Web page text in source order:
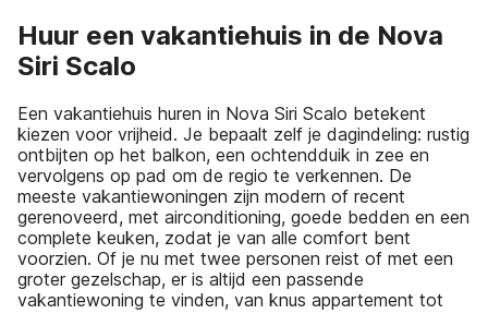
Huur een vakantiehuis in de Nova
Siri Scalo
Een vakantiehuis huren in Nova Siri Scalo betekent
kiezen voor vrijheid. Je bepaalt zelf je dagindeling: rustig
ontbijten op het balkon, een ochtendduik in zee en
vervolgens op pad om de regio te verkennen. De
meeste vakantiewoningen zijn modern of recent
gerenoveerd, met airconditioning, goede bedden en een
complete keuken, zodat je van alle comfort bent
voorzien. Of je nu met twee personen reist of met een
groter gezelschap, er is altijd een passende
vakantiewoning te vinden, van knus appartement tot